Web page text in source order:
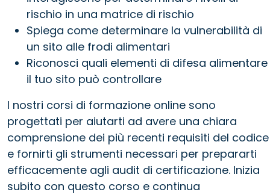
rischio in una matrice di rischio
Spiega come determinare la vulnerabilità di
un sito alle frodi alimentari
Riconosci quali elementi di difesa alimentare
il tuo sito può controllare
I nostri corsi di formazione online sono
progettati per aiutarti ad avere una chiara
comprensione dei più recenti requisiti del codice
e fornirti gli strumenti necessari per prepararti
efficacemente agli audit di certificazione. Inizia
subito con questo corso e continua